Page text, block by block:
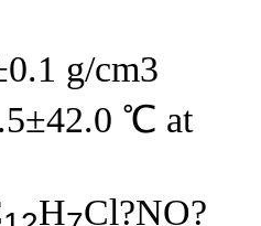
g/cm3
℃ at
H Cl?NO?